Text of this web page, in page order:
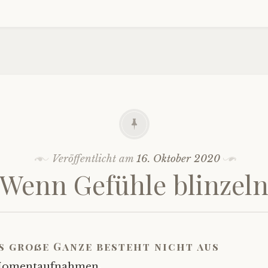
Veröffentlicht am 16. Oktober 2020
Wenn Gefühle blinzeln
große Ganze besteht nicht aus